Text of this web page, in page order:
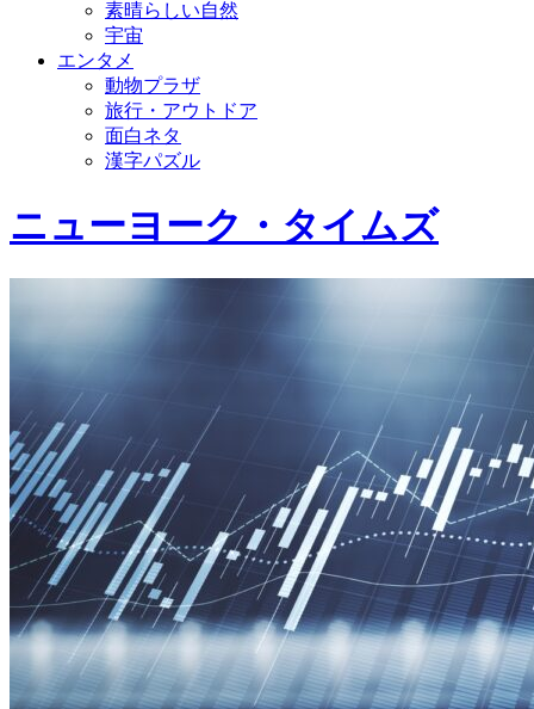
素晴らしい自然
宇宙
エンタメ
動物プラザ
旅行・アウトドア
面白ネタ
漢字パズル
ニューヨーク・タイムズ